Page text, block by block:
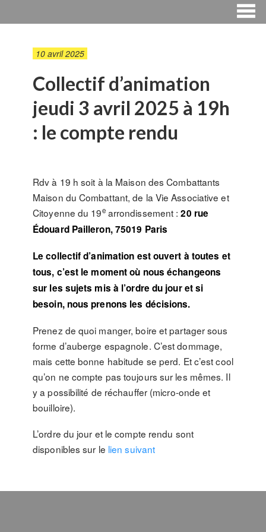
10 avril 2025
Collectif d’animation
jeudi 3 avril 2025 à 19h
: le compte rendu
Rdv à 19 h soit à la Maison des Combattants
Maison du Combattant, de la Vie Associative et
Citoyenne du 19earrondissement :20 rue
Édouard Pailleron, 75019 Paris
Le collectif d’animation est ouvert à toutes et
tous, c’est le moment où nous échangeons
sur les sujets mis à l’ordre du jour et si
besoin, nous prenons les décisions.
Prenez de quoi manger, boire et partager sous
forme d’auberge espagnole. C’est dommage,
mais cette bonne habitude se perd. Et c’est cool
qu’on ne compte pas toujours sur les mêmes. Il
y a possibilité de réchauffer (micro-onde et
bouilloire).
L’ordre du jour et le compte rendu sont
disponibles sur le lien suivant